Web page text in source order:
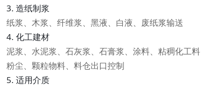
3. 造纸制浆
纸浆、木浆、纤维浆、黑液、白液、废纸浆输送
4. 化工建材
泥浆、水泥浆、石灰浆、石膏浆、涂料、粘稠化工料
粉尘、颗粒物料、料仓出口控制
5. 适用介质